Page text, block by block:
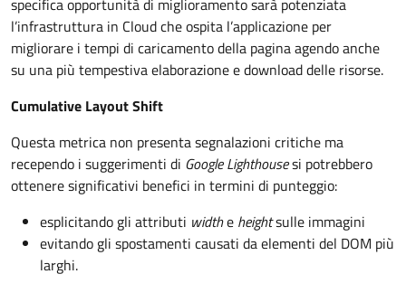
specifica opportunità di miglioramento sarà potenziata
l’infrastruttura in Cloud che ospita l’applicazione per
migliorare i tempi di caricamento della pagina agendo anche
su una più tempestiva elaborazione e download delle risorse.
Cumulative Layout Shift
Questa metrica non presenta segnalazioni critiche ma
recependo i suggerimenti di Google Lighthousesi potrebbero
ottenere significativi benefici in termini di punteggio:
esplicitando gli attributi widthe heightsulle immagini
evitando gli spostamenti causati da elementi del DOM più
larghi.